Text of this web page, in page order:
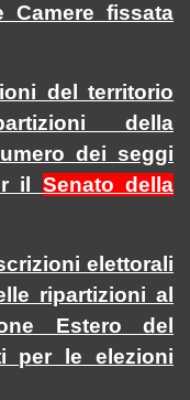
Camere fissata
del territorio
della
dei seggi
il Senato della
elettorali
ripartizioni al
Estero del
per le elezioni